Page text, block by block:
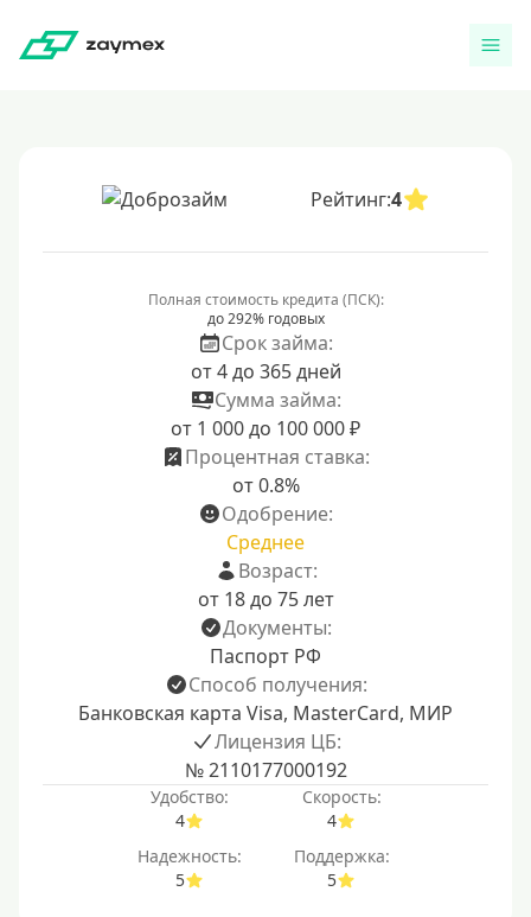
Рейтинг:4
Полная стоимость кредита (ПСК):
до 292% годовых
Срок займа:
от 4 до 365 дней
Сумма займа:
от 1 000 до 100 000 ₽
Процентная ставка:
от 0.8%
Одобрение:
Среднее
Возраст:
от 18 до 75 лет
Документы:
Паспорт РФ
Способ получения:
Банковская карта Visa, MasterCard, МИР
Лицензия ЦБ:
№ 2110177000192
Удобство:
4
Скорость:
4
Надежность:
5
Поддержка:
5